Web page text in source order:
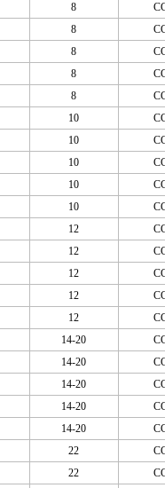
8
8
8
8
8
10
10
10
10
10
12
12
12
12
12
14-20
14-20
14-20
14-20
14-20
22
22